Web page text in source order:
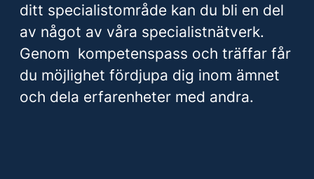
ditt specialistområde kan du bli en del
av något av våra specialistnätverk.
Genom kompetenspass och träffar får
du möjlighet fördjupa dig inom ämnet
och dela erfarenheter med andra.